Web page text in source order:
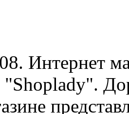
Интернет
"Shoplady".